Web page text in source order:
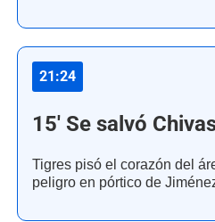
21:24
15' Se salvó
Tigres pisó el corazón del
peligro en pórtico de